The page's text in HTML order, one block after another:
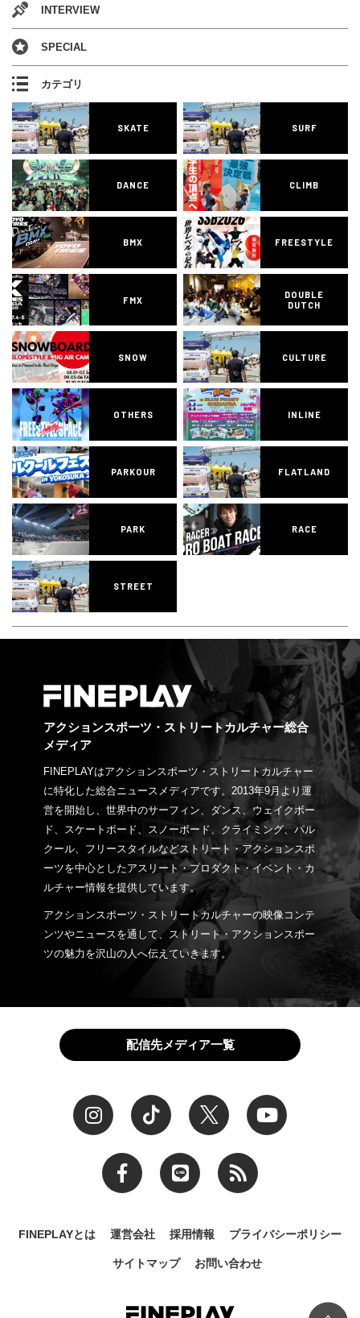
INTERVIEW
SPECIAL
カテゴリ
SKATE SURF
DANCE CLIMB
BMX FREESTYLE
FMX
DOUBLE
DUTCH
SNOW CULTURE
OTHERS INLINE
PARKOUR FLATLAND
PARK RACE
STREET
アクションスポーツ・ストリートカルチャー総合
メディア
FINEPLAYはアクションスポーツ・ストリートカルチャー
に特化した総合ニュースメディアです。2013年9月より運
営を開始し、世界中のサーフィン、ダンス、ウェイクボー
ド、スケートボード、スノーボード、クライミング、パル
クール、フリースタイルなどストリート・アクションスポ
ーツを中心としたアスリート・プロダクト・イベント・カ
ルチャー情報を提供しています。
アクションスポーツ・ストリートカルチャーの映像コンテ
ンツやニュースを通して、ストリート・アクションスポー
ツの魅力を沢山の人へ伝えていきます。
配信先メディア一覧
FINEPLAYとは 運営会社 採用情報 プライバシーポリシー
サイトマップ お問い合わせ